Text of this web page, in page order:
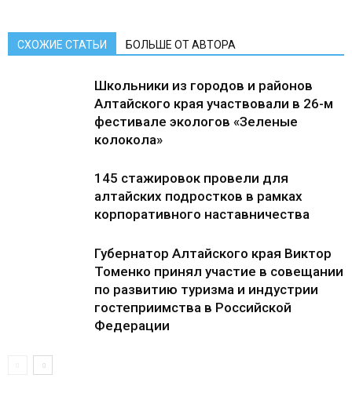
СХОЖИЕ СТАТЬИ БОЛЬШЕ ОТ АВТОРА
Школьники из городов и районов
Алтайского края участвовали в 26-м
фестивале экологов «Зеленые
колокола»
145 стажировок провели для
алтайских подростков в рамках
корпоративного наставничества
Губернатор Алтайского края Виктор
Томенко принял участие в совещании
по развитию туризма и индустрии
гостеприимства в Российской
Федерации